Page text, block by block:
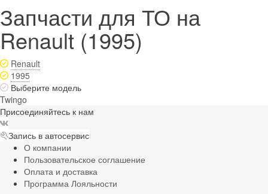
Запчасти для ТО на
Renault (1995)
Renault
1995
Выберите модель
Twingo
Присоединяйтесь к нам
Запись в автосервис
О компании
Пользовательское соглашение
Оплата и доставка
Программа Лояльности